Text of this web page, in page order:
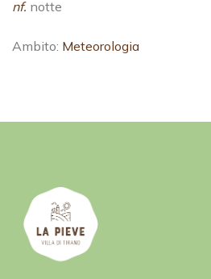
nf. notte
Ambito: Meteorologia